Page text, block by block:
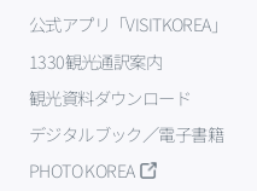
公式アプリ「VISITKOREA」
1330観光通訳案内
観光資料ダウンロード
デジタルブック／電子書籍
PHOTO KOREA